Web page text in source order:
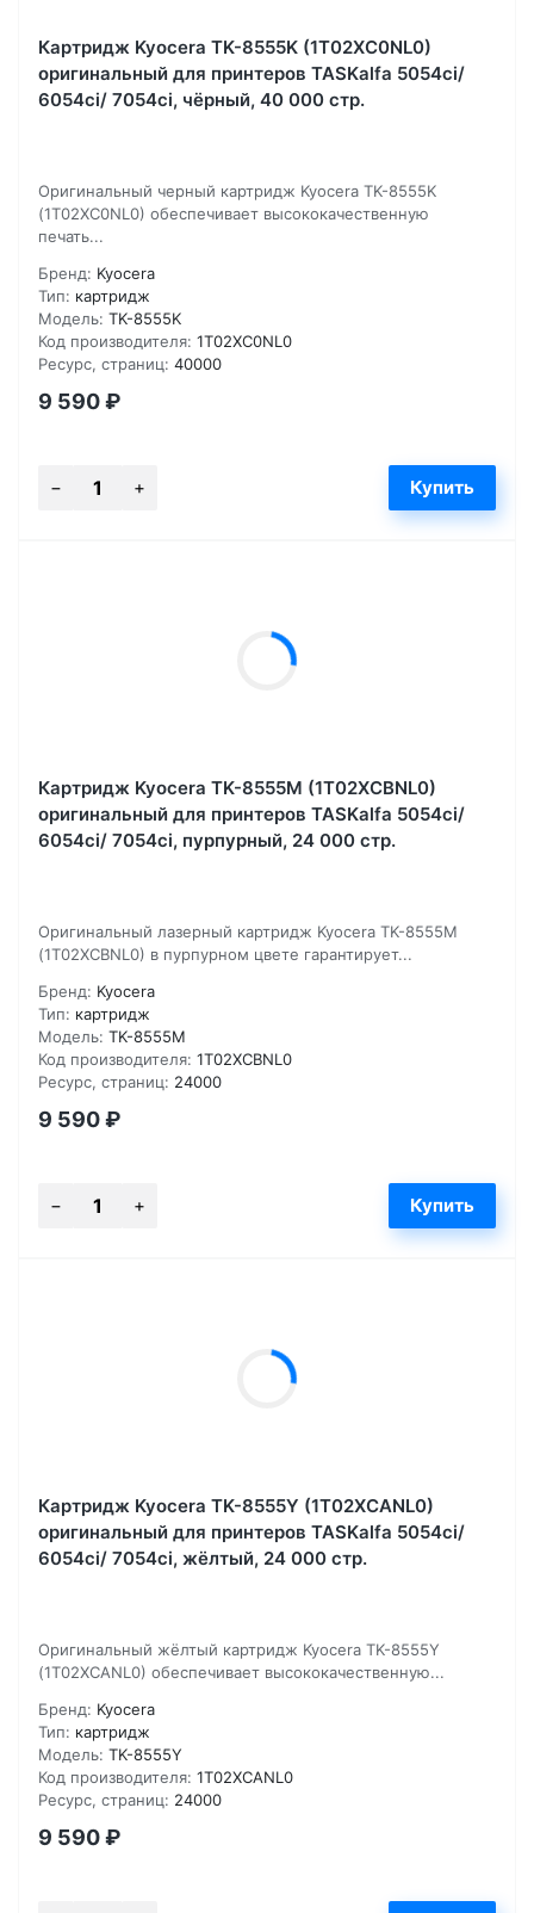
Картридж Kyocera TK-8555K (1T02XC0NL0)
оригинальный для принтеров TASKalfa 5054ci/
6054ci/ 7054ci, чёрный, 40 000 стр.
Оригинальный черный картридж Kyocera TK-8555K
(1T02XC0NL0) обеспечивает высококачественную
печать...
Бренд: Kyocera
Тип: картридж
Модель: TK-8555K
Код производителя: 1T02XC0NL0
Ресурс, страниц: 40000
9 590₽
Картридж Kyocera TK-8555M (1T02XCBNL0)
оригинальный для принтеров TASKalfa 5054ci/
6054ci/ 7054ci, пурпурный, 24 000 стр.
Оригинальный лазерный картридж Kyocera TK-8555M
(1T02XCBNL0) в пурпурном цвете гарантирует...
Бренд: Kyocera
Тип: картридж
Модель: TK-8555M
Код производителя: 1T02XCBNL0
Ресурс, страниц: 24000
9 590₽
Картридж Kyocera TK-8555Y (1T02XCANL0)
оригинальный для принтеров TASKalfa 5054ci/
6054ci/ 7054ci, жёлтый, 24 000 стр.
Оригинальный жёлтый картридж Kyocera TK-8555Y
(1T02XCANL0) обеспечивает высококачественную...
Бренд: Kyocera
Тип: картридж
Модель: TK-8555Y
Код производителя: 1T02XCANL0
Ресурс, страниц: 24000
9 590₽